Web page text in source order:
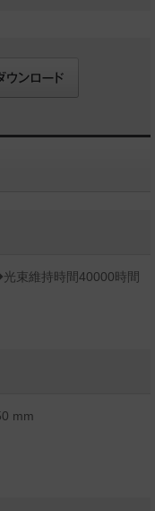
維持時間40000時間
mm